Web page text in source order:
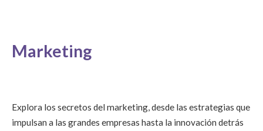
Marketing
Explora los secretos del marketing, desde las estrategias que
impulsan a las grandes empresas hasta la innovación detrás